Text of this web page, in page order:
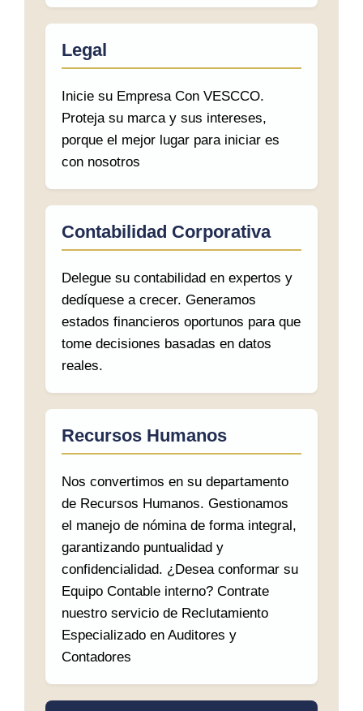
Legal
Inicie su Empresa Con VESCCO.
Proteja su marca y sus intereses,
porque el mejor lugar para iniciar es
con nosotros
Contabilidad Corporativa
Delegue su contabilidad en expertos y
dedíquese a crecer. Generamos
estados financieros oportunos para que
tome decisiones basadas en datos
reales.
Recursos Humanos
Nos convertimos en su departamento
de Recursos Humanos. Gestionamos
el manejo de nómina de forma integral,
garantizando puntualidad y
confidencialidad. ¿Desea conformar su
Equipo Contable interno? Contrate
nuestro servicio de Reclutamiento
Especializado en Auditores y
Contadores